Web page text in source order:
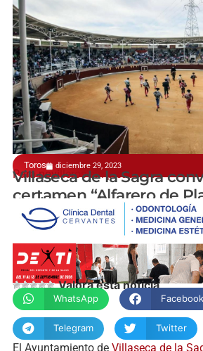
Toros diciembre 29, 2023
Para novilleros sin picadores
Villaseca de la Sagra
certamen “Alfarero de
manchainformacion.com
Valora esta noticia
WhatsApp Facebook
Telegram Twitter
El Ayuntamiento de Villaseca de la